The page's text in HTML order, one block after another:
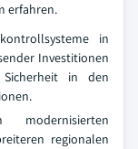
erfahren.
in
Investitionen
in den
regionalen